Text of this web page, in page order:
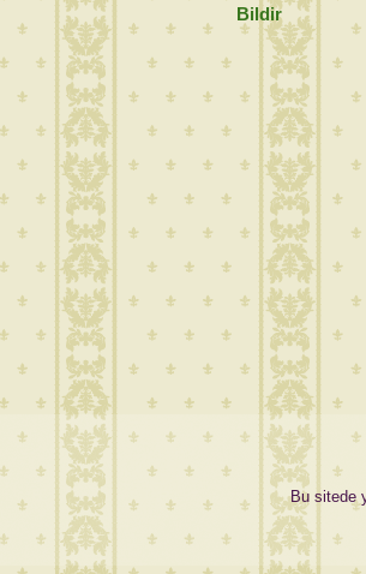
Bildir
Bu sitede